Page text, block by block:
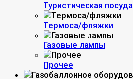
Туристическая посуда
Термоса/фляжки
Газовые лампы
Прочее